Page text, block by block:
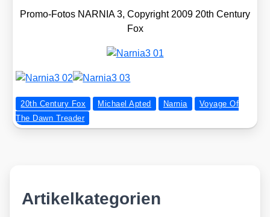
Pro­mo-Fotos NARNIA 3, Copy­right 2009 20th Cen­tu­ry
Fox
20th Century Fox Michael Apted Narnia
Voyage Of
The Dawn Treader
Artikelkategorien